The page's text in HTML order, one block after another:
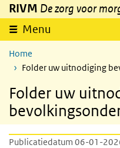
RIVM De zorg voor
Menu
Home
Folder uw uitnodiging
Folder uw
Publicatiedatum 06-01-